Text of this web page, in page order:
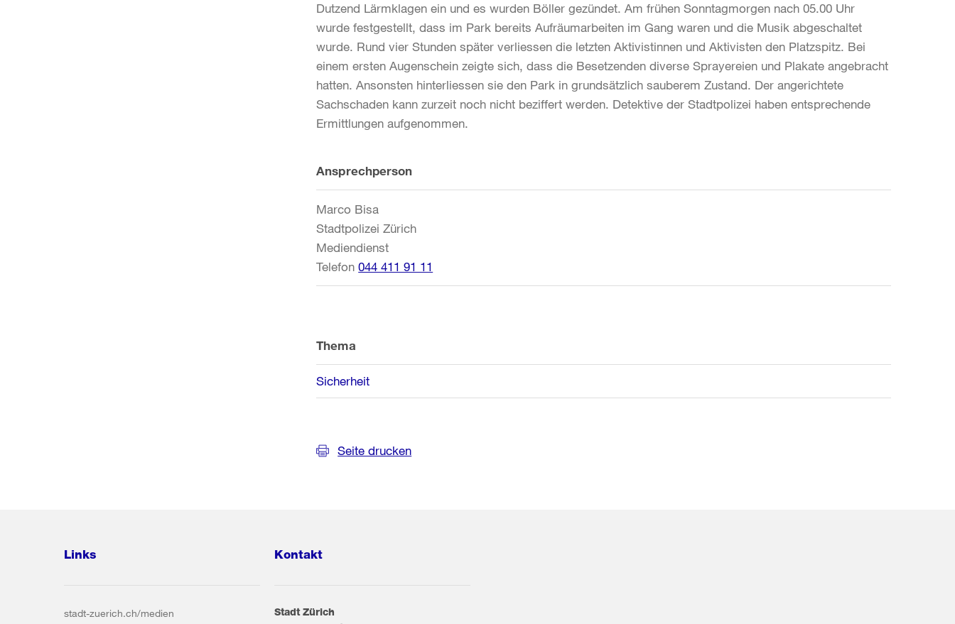
Dutzend Lärmklagen ein und es wurden Böller gezündet. Am frühen Sonntagmorgen nach 05.00 Uhr
wurde festgestellt, dass im Park bereits Aufräumarbeiten im Gang waren und die Musik abgeschaltet
wurde. Rund vier Stunden später verliessen die letzten Aktivistinnen und Aktivisten den Platzspitz. Bei
einem ersten Augenschein zeigte sich, dass die Besetzenden diverse Sprayereien und Plakate angebracht
hatten. Ansonsten hinterliessen sie den Park in grundsätzlich sauberem Zustand. Der angerichtete
Sachschaden kann zurzeit noch nicht beziffert werden. Detektive der Stadtpolizei haben entsprechende
Ermittlungen aufgenommen.
Weitere
Informationen
Ansprechperson
Marco Bisa
Stadtpolizei Zürich
Mediendienst
Telefon 044 411 91 11
Thema
Sicherheit
Seite drucken
Links
stadt-zuerich.ch/medien
Kontakt
Stadt Zürich